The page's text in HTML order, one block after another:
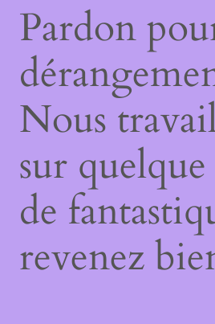
Pardon
Nous
sur quelque
de
revenez